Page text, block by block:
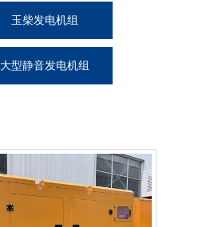
玉柴发电机组
大型静音发电机组